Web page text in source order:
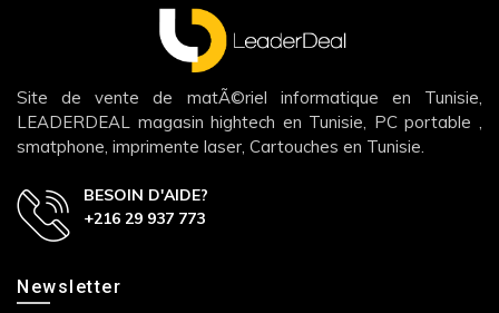
Site de vente de matÃ©riel informatique en Tunisie,
LEADERDEAL magasin hightech en Tunisie, PC portable ,
smatphone, imprimente laser, Cartouches en Tunisie.
BESOIN D'AIDE?
+216 29 937 773
Newsletter